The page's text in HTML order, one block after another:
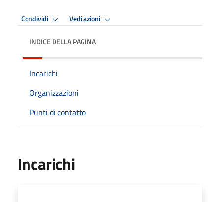
Condividi Vedi azioni
INDICE DELLA PAGINA
Incarichi
Organizzazioni
Punti di contatto
Incarichi